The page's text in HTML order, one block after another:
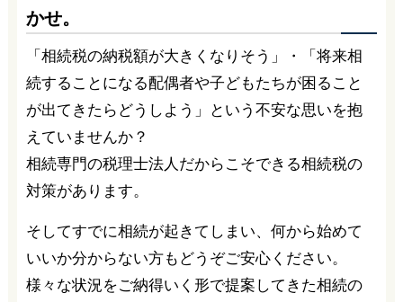
かせ。
「相続税の納税額が大きくなりそう」・「将来相
続することになる配偶者や子どもたちが困ること
が出てきたらどうしよう」という不安な思いを抱
えていませんか？
相続専門の税理士法人だからこそできる相続税の
対策があります。
そしてすでに相続が起きてしまい、何から始めて
いいか分からない方もどうぞご安心ください。
様々な状況をご納得いく形で提案してきた相続の